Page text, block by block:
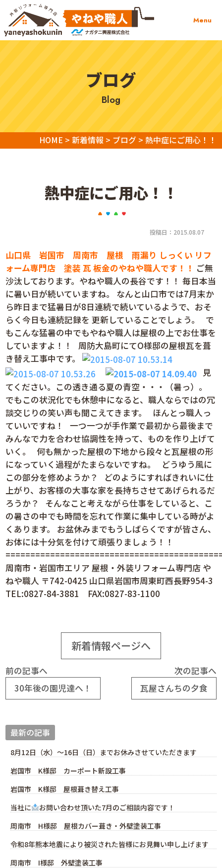
Menu
ブログ
blog
HOME > 新着情報> ブログ> 熱中症にご用心！！
熱中症にご用心！！
投稿日：2015.08.07
山口県岩国市 周南市 屋根 雨漏り しっくい リフ
ォーム専門店 塗装 瓦板金のやねや職人です！！ ご無
沙汰しております。やねや職人の長谷です！！ 毎日本当
に暑い日が続いていますね。 なんと山口市では7月末か
ら昨日まで猛暑日が8日連続で続いているようで、おそ
らく今日も連続記録を 更新していることでしょう。 で
もこんな猛暑の中でもやねや職人は屋根の上でお仕事を
していますよ！！ 周防大島町にてO様邸の屋根瓦を葺
き替え工事中です。
見
てください。この透き通る夏の青空・・・（暑っ）。
でもこの状況化でも休憩中になると、職人ならではの冗
談交じりの笑い声も聞こえてきます。 ほんとっ職人っ
ていいですね！ 一つ一つが手作業で最初から最後まで
みんなで力を合わせ協調性を持って、ものを作り上げて
いく。 何も無かった屋根の下地から段々と瓦屋根の形
になっていく過程がたまらないですね。 どうゆう風に
この部分を修めようか？ どのようにすればきれいに仕
上がり、お客様の大事な家を長持ちさせてあげられるだ
ろうか？ そんなこと考えながら仕事をしていると、こ
の暑さの中でも時間を忘れて作業に集中している時がよ
くあります。 お盆休みまでもうしばらくですが皆さん、
お体には十分気を付けて頑張りましょう！！
周南市・岩国市エリア 屋根・外装リフォーム専門店 や
ねや職人 〒742-0425 山口県岩国市周東町西長野954-3
TEL:0827-84-3881 FAX:0827-83-1100
新着情報ページへ
前の記事へ
30年後の園児達へ！
次の記事へ
瓦屋さんちの夕食
最新の記事
8月12日（水）～16日（日）までお休みさせていただきます
岩国市 K様邸 カーポート新設工事
岩国市 K様邸 屋根葺き替え工事
当社に
お問い合わせ頂いた7月のご相談内容です！
周南市 H様邸 屋根カバー葺き・外壁塗装工事
令和8年熊本地震により被災された皆様にお見舞い申し上げます
周南市 I様邸 外壁塗装工事